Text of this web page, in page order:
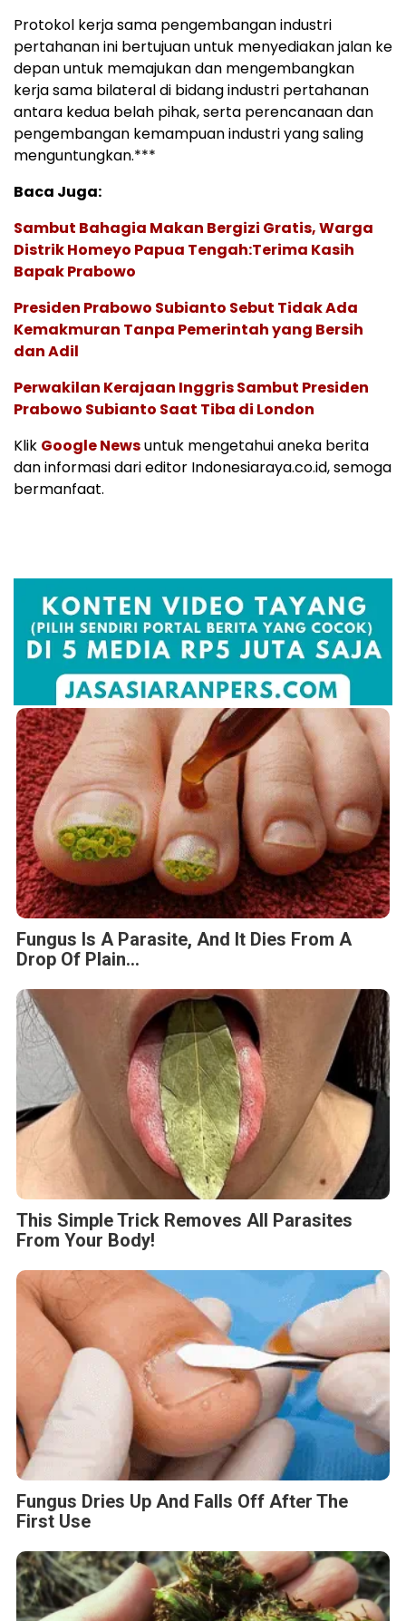
Protokol kerja sama pengembangan industri
pertahanan ini bertujuan untuk menyediakan jalan ke
depan untuk memajukan dan mengembangkan
kerja sama bilateral di bidang industri pertahanan
antara kedua belah pihak, serta perencanaan dan
pengembangan kemampuan industri yang saling
menguntungkan.***
Baca Juga:
Sambut Bahagia Makan Bergizi Gratis, Warga
Distrik Homeyo Papua Tengah:Terima Kasih
Bapak Prabowo
Presiden Prabowo Subianto Sebut Tidak Ada
Kemakmuran Tanpa Pemerintah yang Bersih
dan Adil
Perwakilan Kerajaan Inggris Sambut Presiden
Prabowo Subianto Saat Tiba di London
Klik Google Newsuntuk mengetahui aneka berita
dan informasi dari editor Indonesiaraya.co.id, semoga
bermanfaat.
Fungus Is A Parasite, And It Dies From A
Drop Of Plain...
This Simple Trick Removes All Parasites
From Your Body!
Fungus Dries Up And Falls Off After The
First Use